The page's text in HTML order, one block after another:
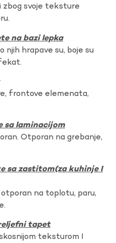
zbog svoje teksture
na bazi lepka
njih hrapave su, boje su
frontove elemenata,
sa laminacijom
Otporan na grebanje,
sa zastitom(za kuhinje I
na toplotu, paru,
tapet
teksturom I